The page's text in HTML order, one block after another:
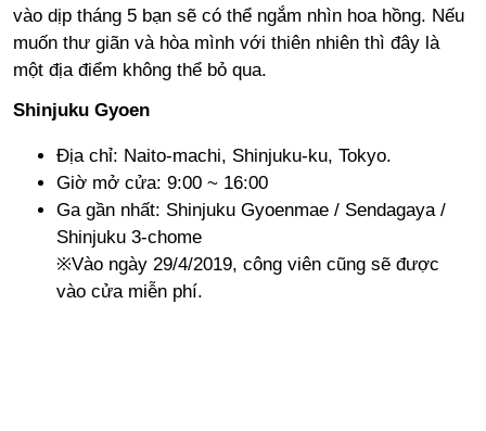
vào dịp tháng 5 bạn sẽ có thể ngắm nhìn hoa hồng. Nếu
muốn thư giãn và hòa mình với thiên nhiên thì đây là
một địa điểm không thể bỏ qua.
Shinjuku Gyoen
Địa chỉ: Naito-machi, Shinjuku-ku, Tokyo.
Giờ mở cửa: 9:00 ~ 16:00
Ga gần nhất: Shinjuku Gyoenmae / Sendagaya /
Shinjuku 3-chome
※Vào ngày 29/4/2019, công viên cũng sẽ được
vào cửa miễn phí.